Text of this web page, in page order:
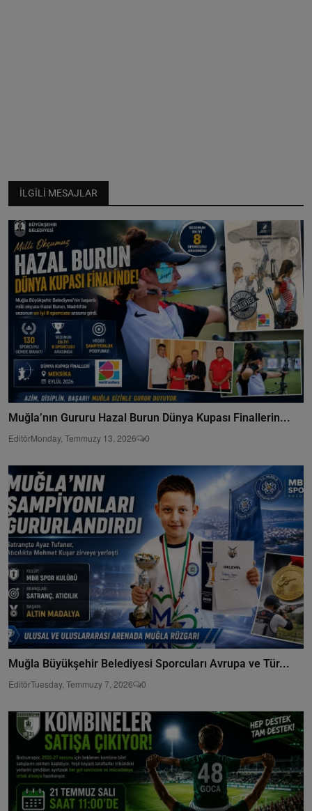
İLGILI MESAJLAR
Muğla’nın Gururu Hazal Burun Dünya Kupası Finallerin...
EditörMonday, Temmuzy 13, 2026 0
Muğla Büyükşehir Belediyesi Sporcuları Avrupa ve Tür...
EditörTuesday, Temmuzy 7, 2026 0